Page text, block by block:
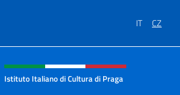
IT CZ
sociální sítě a
Istituto Italiano di Cultura di Praga